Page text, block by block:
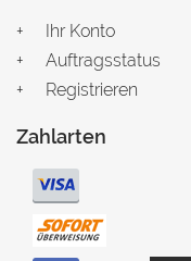
Ihr Konto
Auftragsstatus
Registrieren
Zahlarten